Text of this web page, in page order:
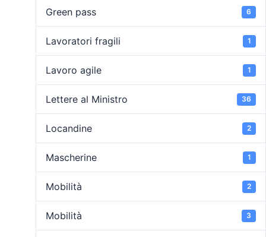
Green pass 6
Lavoratori fragili 1
Lavoro agile 1
Lettere al Ministro 36
Locandine 2
Mascherine 1
Mobilità 2
Mobilità 3